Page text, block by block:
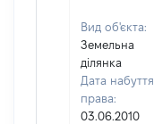
Вид об'єкта:
Земельна
ділянка
Дата набуття
права:
03.06.2010